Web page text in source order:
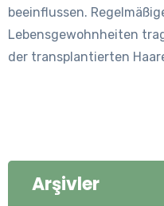
beeinflussen.
Lebensgewohnheiten
der transplantierten
Arşivler